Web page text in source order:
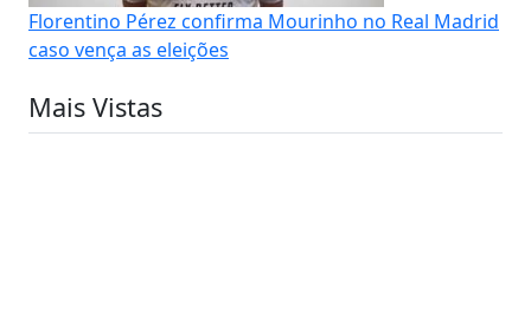
Florentino Pérez confirma Mourinho no Real Madrid
caso vença as eleições
Mais Vistas